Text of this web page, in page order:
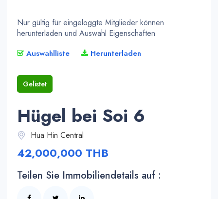
Nur gültig für eingeloggte Mitglieder können
herunterladen und Auswahl Eigenschaften
Auswahlliste Herunterladen
Gelistet
Hügel bei Soi 6
Hua Hin Central
42,000,000 THB
Teilen Sie Immobiliendetails auf :